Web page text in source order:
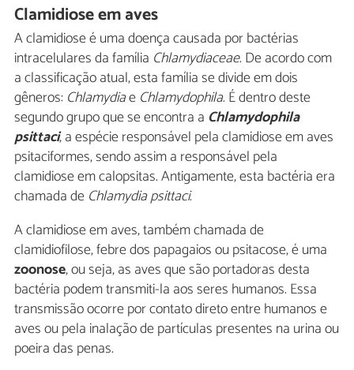
Clamidiose em aves
A clamidiose é uma doença causada por bactérias
intracelulares da família Chlamydiaceae. De acordo com
a classificação atual, esta família se divide em dois
gêneros: Chlamydiae Chlamydophila. É dentro deste
segundo grupo que se encontra a Chlamydophila
psittaci, a espécie responsável pela clamidiose em aves
psitaciformes, sendo assim a responsável pela
clamidiose em calopsitas. Antigamente, esta bactéria era
chamada de Chlamydia psittaci.
A clamidiose em aves, também chamada de
clamidiofilose, febre dos papagaios ou psitacose, é uma
zoonose, ou seja, as aves que são portadoras desta
bactéria podem transmiti-la aos seres humanos. Essa
transmissão ocorre por contato direto entre humanos e
aves ou pela inalação de partículas presentes na urina ou
poeira das penas.